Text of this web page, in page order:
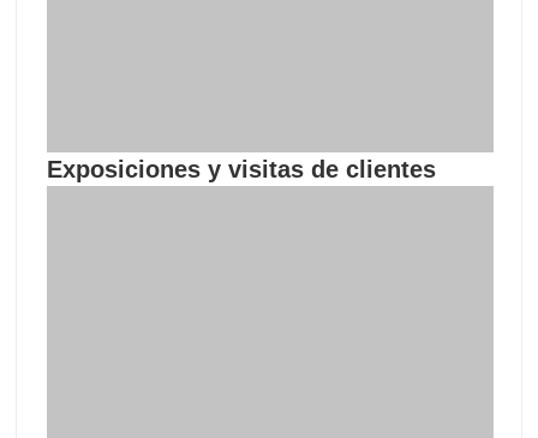
Exposiciones y visitas de clientes